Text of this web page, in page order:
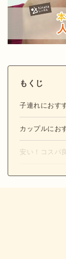
もくじ
子連れにおす
カップルにお
安い！コスパ